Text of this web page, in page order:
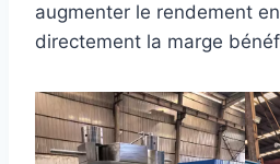
augmenter le rendement
directement la marge